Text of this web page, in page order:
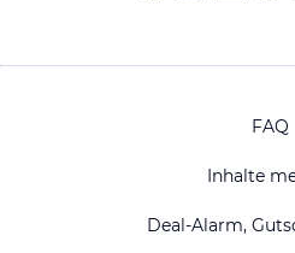
FAQ
Inhalte
Deal-Alarm,